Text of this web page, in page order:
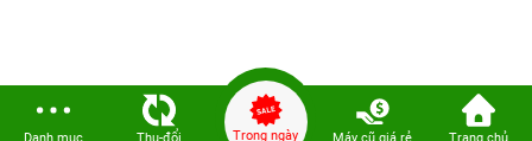
Trong ngày